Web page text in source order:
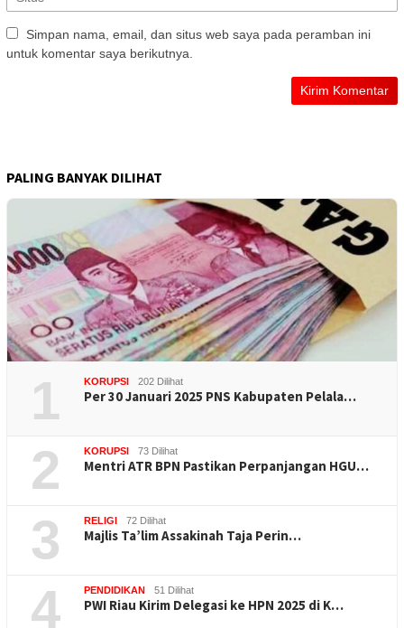
Simpan nama, email, dan situs web saya pada peramban ini
untuk komentar saya berikutnya.
PALING BANYAK DILIHAT
1 KORUPSI 202 Dilihat
Per 30 Januari 2025 PNS Kabupaten Pelala…
2 KORUPSI 73 Dilihat
Mentri ATR BPN Pastikan Perpanjangan HGU…
3 RELIGI 72 Dilihat
Majlis Ta’lim Assakinah Taja Perin…
4 PENDIDIKAN 51 Dilihat
PWI Riau Kirim Delegasi ke HPN 2025 di K…